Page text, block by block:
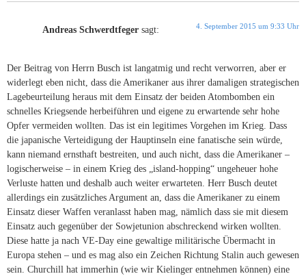
Andreas Schwerdtfeger sagt: 4. September 2015 um 9:33 Uhr
Der Beitrag von Herrn Busch ist langatmig und recht verworren, aber er
widerlegt eben nicht, dass die Amerikaner aus ihrer damaligen strategischen
Lagebeurteilung heraus mit dem Einsatz der beiden Atombomben ein
schnelles Kriegsende herbeiführen und eigene zu erwartende sehr hohe
Opfer vermeiden wollten. Das ist ein legitimes Vorgehen im Krieg. Dass
die japanische Verteidigung der Hauptinseln eine fanatische sein würde,
kann niemand ernsthaft bestreiten, und auch nicht, dass die Amerikaner –
logischerweise – in einem Krieg des „island-hopping“ ungeheuer hohe
Verluste hatten und deshalb auch weiter erwarteten. Herr Busch deutet
allerdings ein zusätzliches Argument an, dass die Amerikaner zu einem
Einsatz dieser Waffen veranlasst haben mag, nämlich dass sie mit diesem
Einsatz auch gegenüber der Sowjetunion abschreckend wirken wollten.
Diese hatte ja nach VE-Day eine gewaltige militärische Übermacht in
Europa stehen – und es mag also ein Zeichen Richtung Stalin auch gewesen
sein. Churchill hat immerhin (wie wir Kielinger entnehmen können) eine